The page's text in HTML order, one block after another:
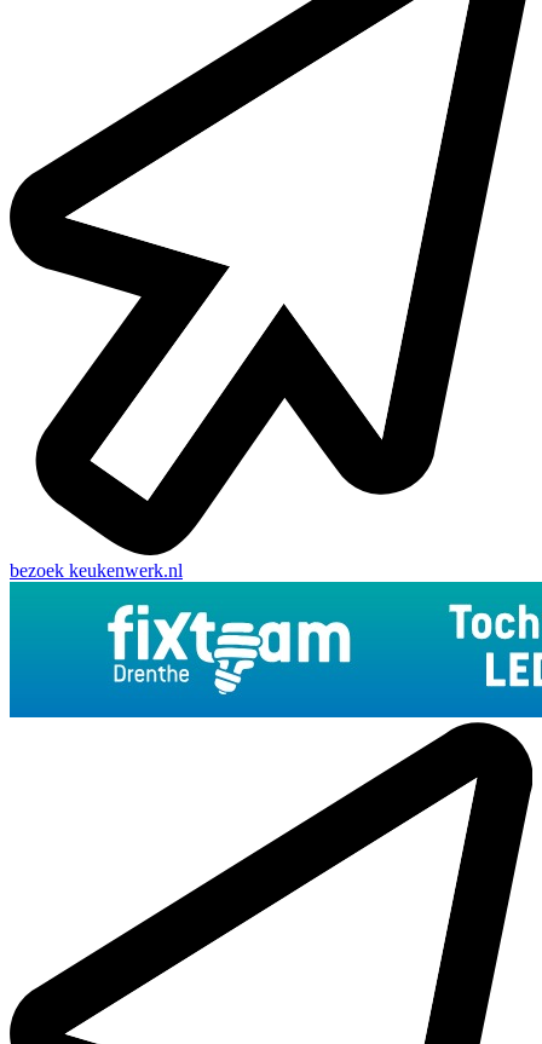
bezoek keukenwerk.nl